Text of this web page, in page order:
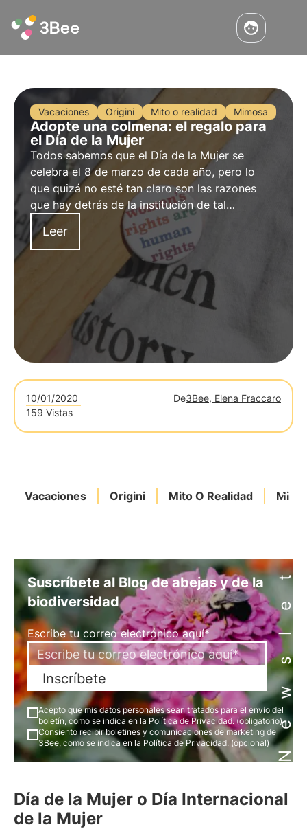
Vacaciones Origini Mito o realidad Mimosa
Adopte una colmena: el regalo para
el Día de la Mujer
Todos sabemos que el Día de la Mujer se
celebra el 8 de marzo de cada año, pero lo
que quizá no esté tan claro son las razones
que hay detrás de la institución de tal
efeméride. Encuentre el regalo perfecto y
regale una colmena por el Día de la Mujer.
Leer
10/01/2020 De3Bee, Elena Fraccaro
159 Vistas
Vacaciones Origini Mito O Realidad Newsletter
Suscríbete al Blog de abejas y de la
biodiversidad
Escribe tu correo electrónico aquí*
Inscríbete
Acepto que mis datos personales sean tratados para el envío del
boletín, como se indica en la Política de Privacidad. (obligatorio)
Consiento recibir boletines y comunicaciones de marketing de
3Bee, como se indica en la Política de Privacidad. (opcional)
Día de la Mujer o Día Internacional
de la Mujer